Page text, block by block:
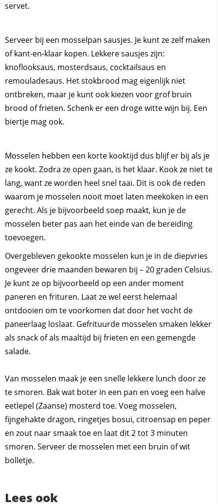
servet.
Serveer bij een mosselpan sausjes. Je kunt ze zelf maken
of kant-en-klaar kopen. Lekkere sausjes zijn:
knoflooksaus, mosterdsaus, cocktailsaus en
remouladesaus. Het stokbrood mag eigenlijk niet
ontbreken, maar je kunt ook kiezen voor grof bruin
brood of frieten. Schenk er een droge witte wijn bij. Een
biertje mag ook.
Mosselen hebben een korte kooktijd dus blijf er bij als je
ze kookt. Zodra ze open gaan, is het klaar. Kook ze niet te
lang, want ze worden heel snel taai. Dit is ook de reden
waarom je mosselen nooit moet laten meekoken in een
gerecht. Als je bijvoorbeeld soep maakt, kun je de
mosselen beter pas aan het einde van de bereiding
toevoegen.
Overgebleven gekookte mosselen kun je in de diepvries
ongeveer drie maanden bewaren bij – 20 graden Celsius.
Je kunt ze op bijvoorbeeld op een ander moment
paneren en frituren. Laat ze wel eerst helemaal
ontdooien om te voorkomen dat door het vocht de
paneerlaag loslaat. Gefrituurde mosselen smaken lekker
als snack of als maaltijd bij frieten en een gemengde
salade.
Van mosselen maak je een snelle lekkere lunch door ze
te smoren. Bak wat boter in een pan en voeg een halve
eetlepel (Zaanse) mosterd toe. Voeg mosselen,
fijngehakte dragon, ringetjes bosui, citroensap en peper
en zout naar smaak toe en laat dit 2 tot 3 minuten
smoren. Serveer de mosselen met een bruin of wit
bolletje.
Lees ook